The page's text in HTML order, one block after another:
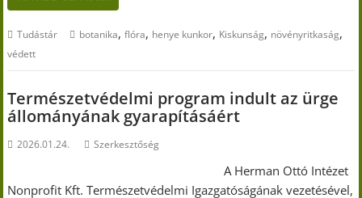
Tudástár botanika,flóra, henye kunkor, Kiskunság, növényritkaság,
védett
Természetvédelmi program indult az ürge
állományának gyarapításáért
2026.01.24. Szerkesztőség
A Herman Ottó Intézet
Nonprofit Kft. Természetvédelmi Igazgatóságának vezetésével,